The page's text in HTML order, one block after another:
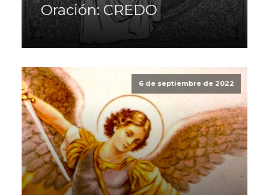
Oración: CREDO
6 de septiembre de 2022